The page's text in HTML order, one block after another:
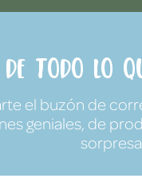
de todo lo
el buzón de
geniales, de